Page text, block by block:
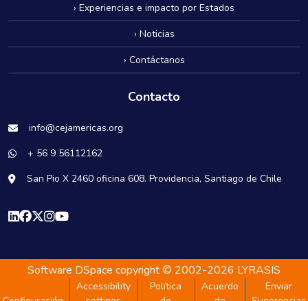
› Experiencias e impacto por Estados
› Noticias
› Contáctanos
Contacto
info@cejamericas.org
+ 56 9 56112162
San Pio X 2460 oficina 608. Providencia, Santiago de Chile
Software DSpace copyright © 2002-2026 LYRASIS
Accessibility
Política
Acuerdo
Enviar